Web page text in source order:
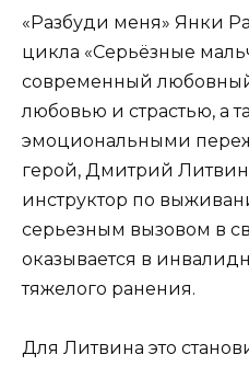
«Разбуди меня» Янки
цикла «Серьёзные
современный
любовью и страстью, а
эмоциональными
герой, Дмитрий
инструктор по
серьезным вызовом в
оказывается в
тяжелого ранения.
Для Литвина это